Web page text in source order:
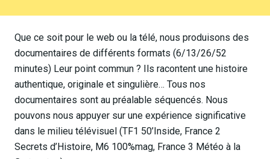
Que ce soit pour le web ou la télé, nous produisons des
documentaires de différents formats (6/13/26/52
minutes) Leur point commun ? Ils racontent une histoire
authentique, originale et singulière… Tous nos
documentaires sont au préalable séquencés. Nous
pouvons nous appuyer sur une expérience significative
dans le milieu télévisuel (TF1 50’Inside, France 2
Secrets d’Histoire, M6 100%mag, France 3 Météo à la